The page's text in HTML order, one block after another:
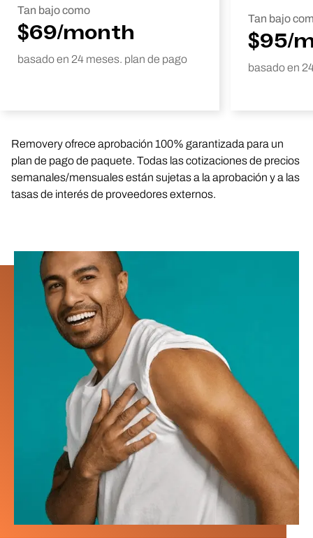
Tan bajo como
$69/month
basado en 24 meses. plan de pago
Tan bajo
$95/
basado en
Removery ofrece aprobación 100% garantizada para un
plan de pago de paquete. Todas las cotizaciones de precios
semanales/mensuales están sujetas a la aprobación y a las
tasas de interés de proveedores externos.